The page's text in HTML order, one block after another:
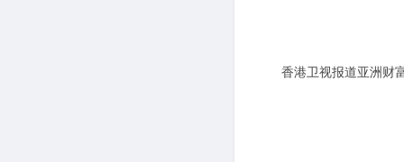
香港卫视报道亚洲财